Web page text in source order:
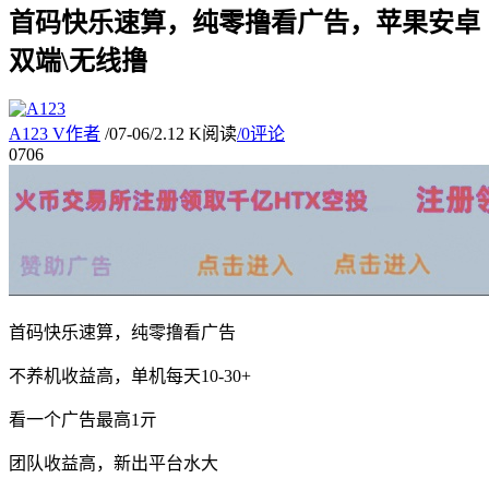
首码快乐速算，纯零撸看广告，苹果安卓
双端\无线撸
A123 V作者 /07-06/2.12 K阅读/0评论
0706
首码快乐速算，纯零撸看广告
不养机收益高，单机每天10-30+
看一个广告最高1亓
团队收益高，新出平台水大